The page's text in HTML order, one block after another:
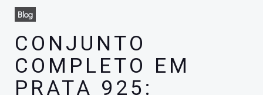
Blog
CONJUNTO
COMPLETO EM
PRATA 925: